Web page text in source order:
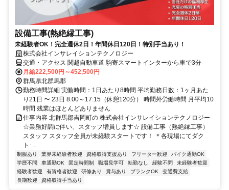
設備工事(熱絶縁工事)
未経験者OK！完全週休2日！年間休日120日！特別手当あり！
株式会社インサレイションテクノロジー
交通・アクセス 関越自動車道 駒寄スマートインターから車で3分
月給222,500円～452,500円
群馬県北群馬郡
勤務時間詳細 実働時間：1日あたり8時間 平均勤務日数：1ヶ月あた
り21日 〜 23日 8:00～17:15（休憩120分） 時間外労働時間 月平均10
時間 残業はほとんどありません
仕事内容 北群馬郡吉岡町の 株式会社インサレイションテクノロジー
☆業務好調に伴い、スタッフ増員します☆ 設備工事（熱絶縁工事）
スタッフ スタッフ全員が未経験スタートです！ ＊各現場にてダク
ト･...
制服あり 業界未経験者歓迎 資格取得支援あり フリーター歓迎
バイク通勤OK
学歴不問
車通勤OK 固定時間制 職場見学可 転勤なし 経験不問
未経験者歓迎
経験者歓迎
有資格者歓迎 研修あり 賞与あり ブランクOK
交通費支給
長期歓迎
資格取得手当あり